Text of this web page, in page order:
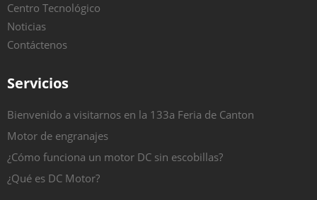
Centro Tecnológico
Noticias
Contáctenos
Servicios
Bienvenido a visitarnos en la 133a Feria de Canton
Motor de engranajes
¿Cómo funciona un motor DC sin escobillas?
¿Qué es DC Motor?